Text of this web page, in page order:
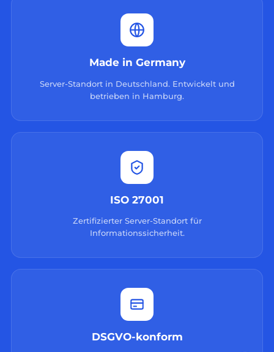
Made in Germany
Server-Standort in Deutschland. Entwickelt und
betrieben in Hamburg.
ISO 27001
Zertifizierter Server-Standort für
Informationssicherheit.
DSGVO-konform